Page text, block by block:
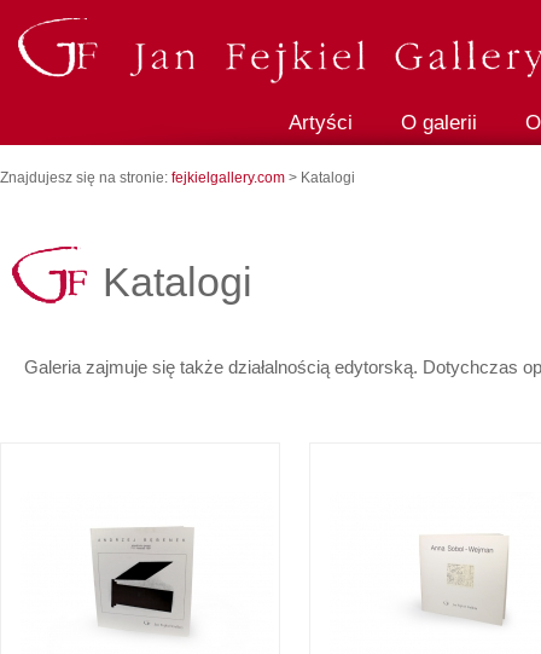
Artyści O galerii
Znajdujesz się na stronie: fejkielgallery.com > Katalogi
Katalogi
Galeria zajmuje się także działalnością edytorską. Dotychczas